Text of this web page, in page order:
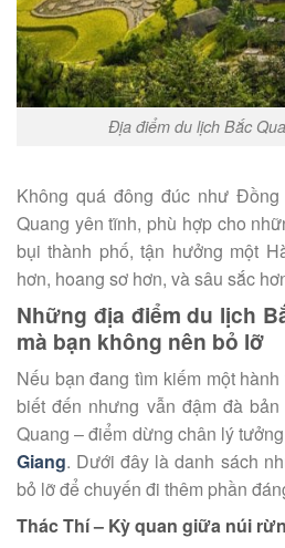
Địa điểm du lịch Bắc
Không quá đông đúc như
Quang yên tĩnh, phù hợp cho
bụi thành phố, tận hưởng một
hơn, hoang sơ hơn, và sâu sắc
Những địa điểm du lịch
mà bạn không nên bỏ lỡ
Nếu bạn đang tìm kiếm một
biết đến nhưng vẫn đậm đà
Quang – điểm dừng chân lý
Giang. Dưới đây là danh sách
bỏ lỡ để chuyến đi thêm phần
Thác Thí – Kỳ quan giữa núi